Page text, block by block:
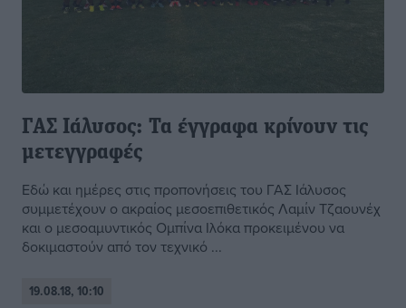
ΓΑΣ Ιάλυσος: Τα έγγραφα κρίνουν τις
μετεγγραφές
Εδώ και ημέρες στις προπονήσεις του ΓΑΣ Ιάλυσος
συμμετέχουν ο ακραίος μεσοεπιθετικός Λαμίν Τζαουνέχ
και ο μεσοαμυντικός Ομπίνα Ιλόκα προκειμένου να
δοκιμαστούν από τον τεχνικό ...
19.08.18, 10:10